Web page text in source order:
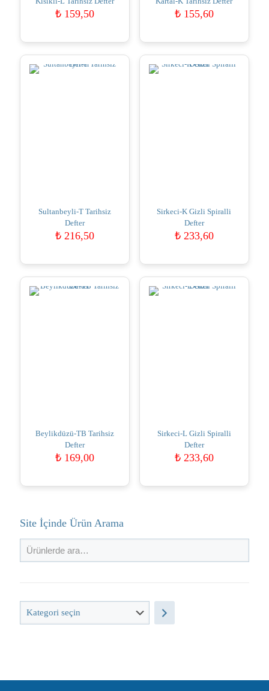
₺ 159,50 ₺155,60
Sultanbeyli-T Tarihsiz
Defter
₺ 216,50
Sirkeci-K Gizli Spiralli
Defter
₺233,60
Beylikdüzü-TB Tarihsiz
Defter
₺ 169,00
Sirkeci-L Gizli Spiralli
Defter
₺233,60
Site İçinde Ürün Arama
Kategori